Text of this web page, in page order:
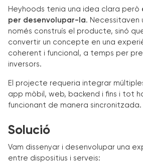
Heyhoods tenia una idea clara però
per desenvolupar-la. Necessitaven
només construís el producte, sinó
convertir un concepte en una
coherent i funcional, a temps per
inversors.
El projecte requeria integrar
app mòbil, web, backend i fins i tot
funcionant de manera sincronitzada.
Solució
Vam dissenyar i desenvolupar una
entre dispositius i serveis: